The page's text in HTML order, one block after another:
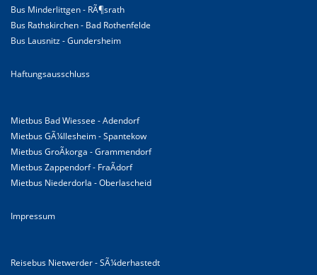
Bus Minderlittgen - RÃ¶srath
Bus Rathskirchen - Bad Rothenfelde
Bus Lausnitz - Gundersheim
Haftungsausschluss
Mietbus Bad Wiessee - Adendorf
Mietbus GÃ¼llesheim - Spantekow
Mietbus GroÃkorga - Grammendorf
Mietbus Zappendorf - FraÃdorf
Mietbus Niederdorla - Oberlascheid
Impressum
Reisebus Nietwerder - SÃ¼derhastedt